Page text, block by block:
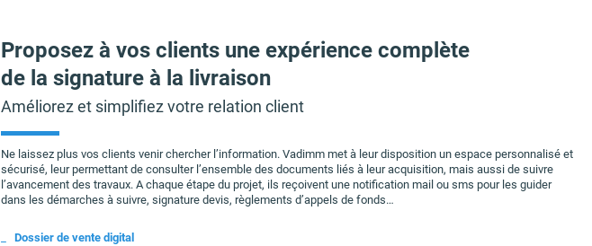
Proposez à vos clients une expérience complète
de la signature à la livraison
Améliorez et simplifiez votre relation client
Ne laissez plus vos clients venir chercher l’information. Vadimm met à leur disposition un espace personnalisé et
sécurisé, leur permettant de consulter l’ensemble des documents liés à leur acquisition, mais aussi de suivre
l’avancement des travaux. A chaque étape du projet, ils reçoivent une notification mail ou sms pour les guider
dans les démarches à suivre, signature devis, règlements d’appels de fonds…
Dossier de vente digital